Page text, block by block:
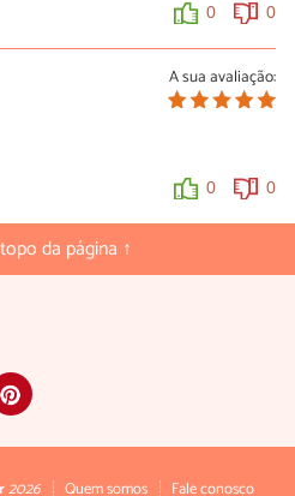
0 0
A sua avaliação:
0 0
da página ↑
2026 Quem somos Fale conosco